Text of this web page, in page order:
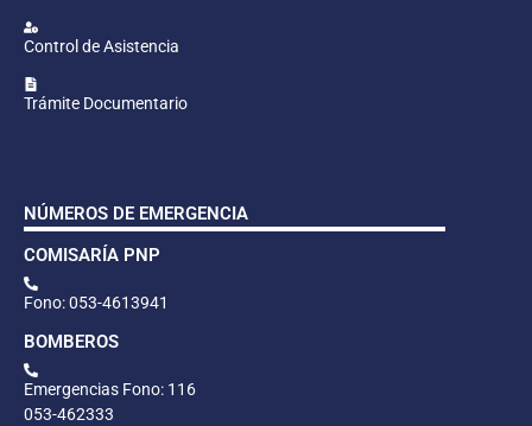
Control de Asistencia
Trámite Documentario
NÚMEROS DE EMERGENCIA
COMISARÍA PNP
Fono: 053-4613941
BOMBEROS
Emergencias Fono: 116
053-462333